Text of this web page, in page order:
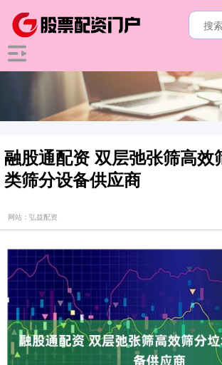
融股通配资 双层弛张筛高效
类筛分设备供应商
网站：弘益配资